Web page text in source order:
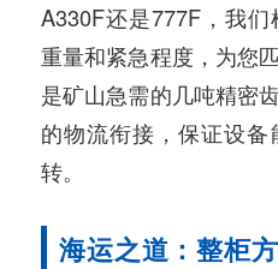
A330F还是777F，我们
重量和紧急程度，为您
是矿山急需的几吨精密
的物流衔接，保证设
转。
海运之道：整柜